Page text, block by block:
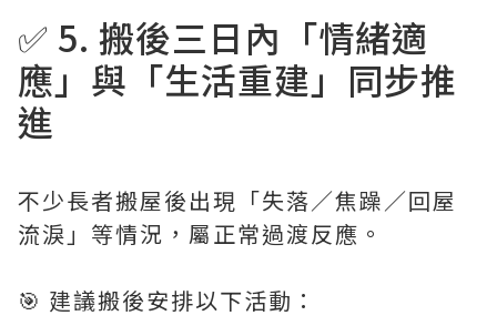
✅ 5. 搬後三日內「情緒適
應」與「生活重建」同步推
進
不少長者搬屋後出現「失落／焦躁／回屋
流淚」等情況，屬正常過渡反應。
🎯 建議搬後安排以下活動：